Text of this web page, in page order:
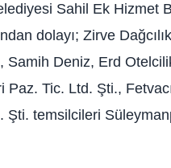
Sahil Ek Hizmet
dolayı; Zirve
Samih Deniz, Erd
Paz. Tic. Ltd. Şti.,
Şti. temsilcileri